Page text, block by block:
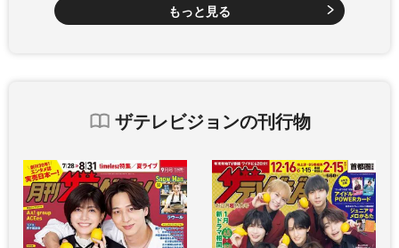
もっと見る
ザテレビジョンの刊行物